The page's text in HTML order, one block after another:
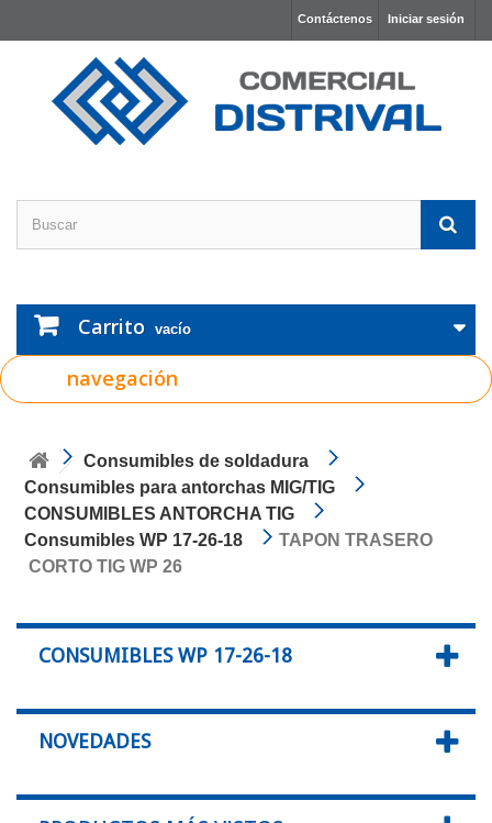
Iniciar sesión
Contáctenos
Carrito vacío
navegación
Consumibles de soldadura
Consumibles para antorchas MIG/TIG
CONSUMIBLES ANTORCHA TIG
Consumibles WP 17-26-18
TAPON TRASERO
CORTO TIG WP 26
CONSUMIBLES WP 17-26-18
NOVEDADES